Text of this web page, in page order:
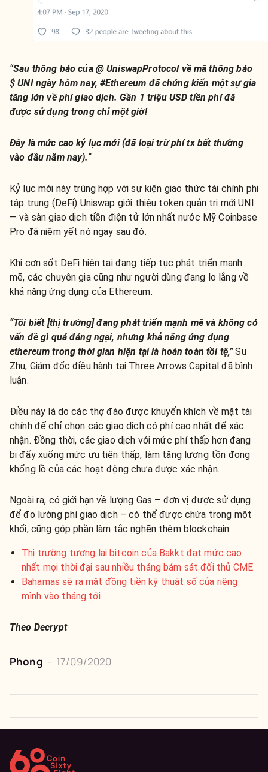
“Sau thông báo của @ UniswapProtocol về mã thông báo
$ UNI ngày hôm nay, #Ethereum đã chứng kiến ​​một sự gia
tăng lớn về phí giao dịch. Gần 1 triệu USD tiền phí đã
được sử dụng trong chỉ một giờ!
Đây là mức cao kỷ lục mới (đã loại trừ phí tx bất thường
vào đầu năm nay).“
Kỷ lục mới này trùng hợp với sự kiện giao thức tài chính phi
tập trung (DeFi) Uniswap giới thiệu token quản trị mới UNI
— và sàn giao dịch tiền điện tử lớn nhất nước Mỹ Coinbase
Pro đã niêm yết nó ngay sau đó.
Khi cơn sốt DeFi hiện tại đang tiếp tục phát triển mạnh
mẽ, các chuyên gia cũng như người dùng đang lo lắng về
khả năng ứng dụng của Ethereum.
“Tôi biết [thị trường] đang phát triển mạnh mẽ và không có
vấn đề gì quá đáng ngại, nhưng khả năng ứng dụng
ethereum trong thời gian hiện tại là hoàn toàn tồi tệ,”Su
Zhu, Giám đốc điều hành tại Three Arrows Capital đã bình
luận.
Điều này là do các thợ đào được khuyến khích về mặt tài
chính để chỉ chọn các giao dịch có phí cao nhất để xác
nhận. Đồng thời, các giao dịch với mức phí thấp hơn đang
bị đẩy xuống mức ưu tiên thấp, làm tăng lượng tồn đọng
khổng lồ của các hoạt động chưa được xác nhận.
Ngoài ra, có giới hạn về lượng Gas – đơn vị được sử dụng
để đo lường phí giao dịch – có thể được chứa trong một
khối, cũng góp phần làm tắc nghẽn thêm blockchain.
Thị trường tương lai bitcoin của Bakkt đạt mức cao
nhất mọi thời đại sau nhiều tháng bám sát đối thủ CME
Bahamas sẽ ra mắt đồng tiền kỹ thuật số của riêng
mình vào tháng tới
Theo Decrypt
Phong - 17/09/2020